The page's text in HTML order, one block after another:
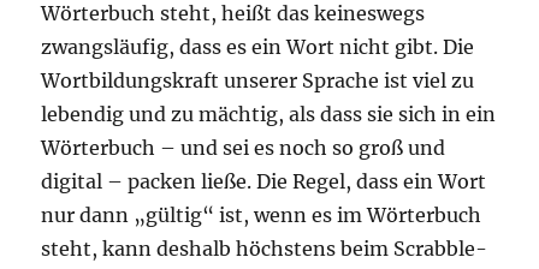
Wörterbuch steht, heißt das keineswegs
zwangsläufig, dass es ein Wort nicht gibt. Die
Wortbildungskraft unserer Sprache ist viel zu
lebendig und zu mächtig, als dass sie sich in ein
Wörterbuch – und sei es noch so groß und
digital – packen ließe. Die Regel, dass ein Wort
nur dann „gültig“ ist, wenn es im Wörterbuch
steht, kann deshalb höchstens beim Scrabble-